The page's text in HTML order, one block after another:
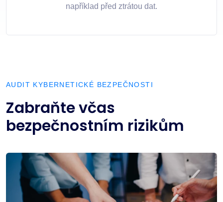
například před ztrátou dat.
AUDIT KYBERNETICKÉ BEZPEČNOSTI
Zabraňte včas
bezpečnostním rizikům